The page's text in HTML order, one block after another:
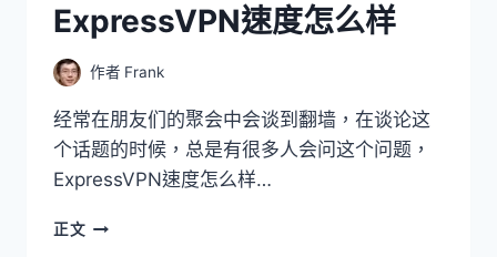
ExpressVPN速度怎么样
作者 Frank
经常在朋友们的聚会中会谈到翻墙，在谈论这
个话题的时候，总是有很多人会问这个问题，
ExpressVPN速度怎么样…
正文EXPRESSVPN